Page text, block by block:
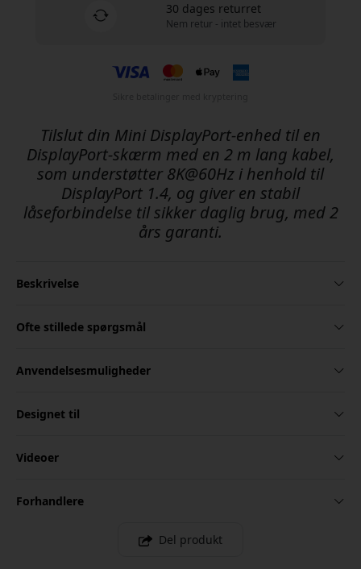
30 dages returret
Nem retur - intet besvær
Tilslut din Mini DisplayPort-enhed til en
DisplayPort-skærm med en 2 m lang kabel,
som understøtter 8K@60Hz i henhold til
DisplayPort 1.4, og giver en stabil
låseforbindelse til sikker daglig brug, med 2
års garanti.
Beskrivelse
Ofte stillede spørgsmål
Anvendelsesmuligheder
Designet til
Videoer
Forhandlere
Del produkt